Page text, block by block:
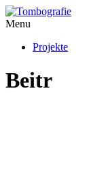
Menu
Projekte
Beitr